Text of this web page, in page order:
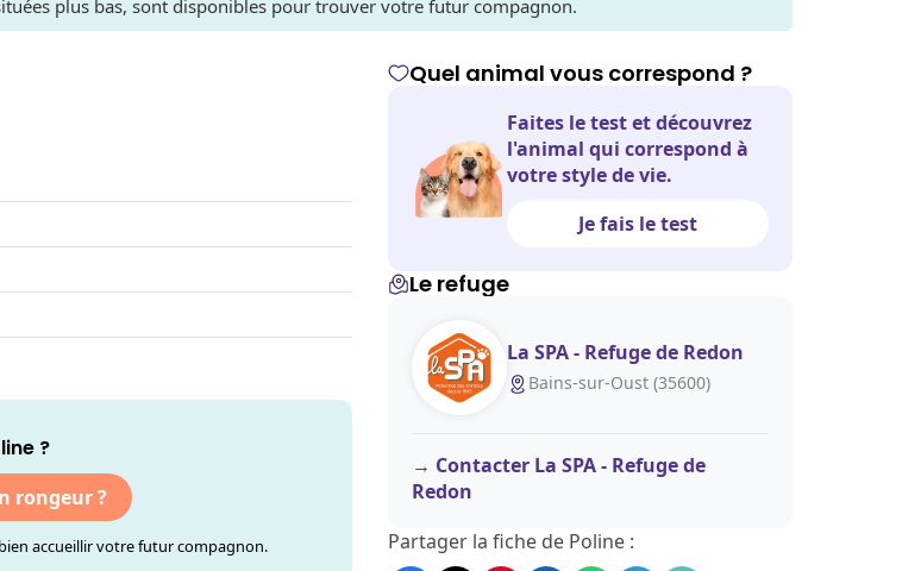
plus bas, sont disponibles pour trouver votre futur compagnon.
?
rongeur ?
accueillir votre futur compagnon.
Quel animal vous correspond ?
Faites le test et découvrez
l'animal qui correspond à
votre style de vie.
Je fais le test
Le refuge
La SPA - Refuge de Redon
Bains-sur-Oust (35600)
Contacter La SPA - Refuge de
Redon
Partager la fiche de Poline :